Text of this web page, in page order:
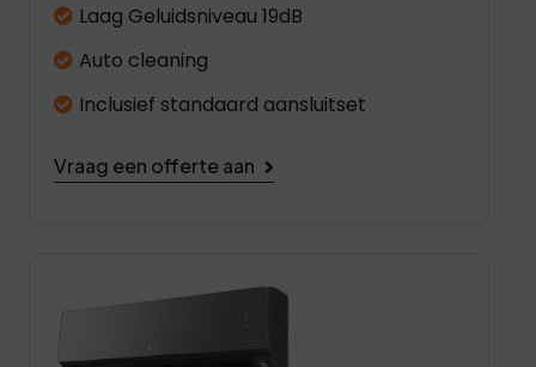
Laag Geluidsniveau 19dB
Auto cleaning
Inclusief standaard aansluitset
Vraag een offerte aan